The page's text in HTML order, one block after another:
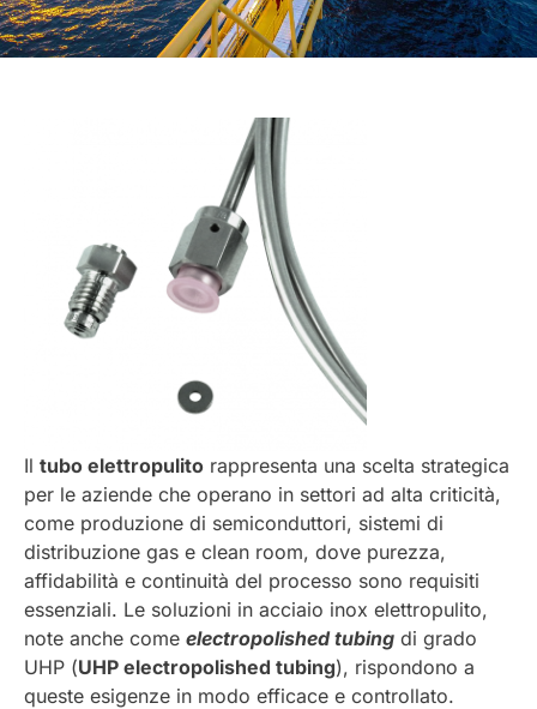
Il tubo elettropulito rappresenta una scelta strategica
per le aziende che operano in settori ad alta criticità,
come produzione di semiconduttori, sistemi di
distribuzione gas e clean room, dove purezza,
affidabilità e continuità del processo sono requisiti
essenziali. Le soluzioni in acciaio inox elettropulito,
note anche come electropolished tubing di grado
UHP (UHP electropolished tubing), rispondono a
queste esigenze in modo efficace e controllato.